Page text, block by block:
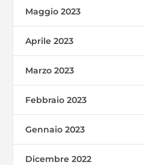
Maggio 2023
Aprile 2023
Marzo 2023
Febbraio 2023
Gennaio 2023
Dicembre 2022